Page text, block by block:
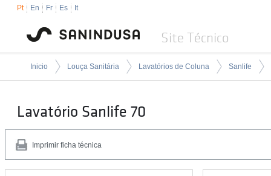
Pt En Fr Es It
Site Técnico
Inicio Louça Sanitária Lavatórios de Coluna Sanlife
Lavatório Sanlife 70
Imprimir ficha técnica